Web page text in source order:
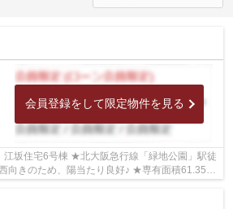
会員登録をして限定物件を見る
坂住宅6号棟 ★北大阪急行線「緑地公園」駅徒
向きのため、陽当たり良好♪ ★専有面積61.35㎡